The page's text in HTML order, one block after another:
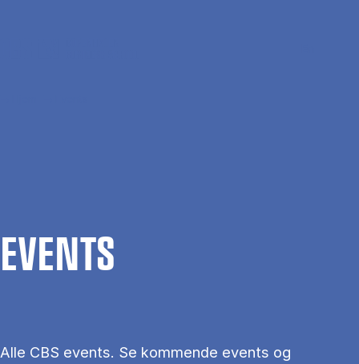
EVENTS
Alle CBS events. Se kommende events og